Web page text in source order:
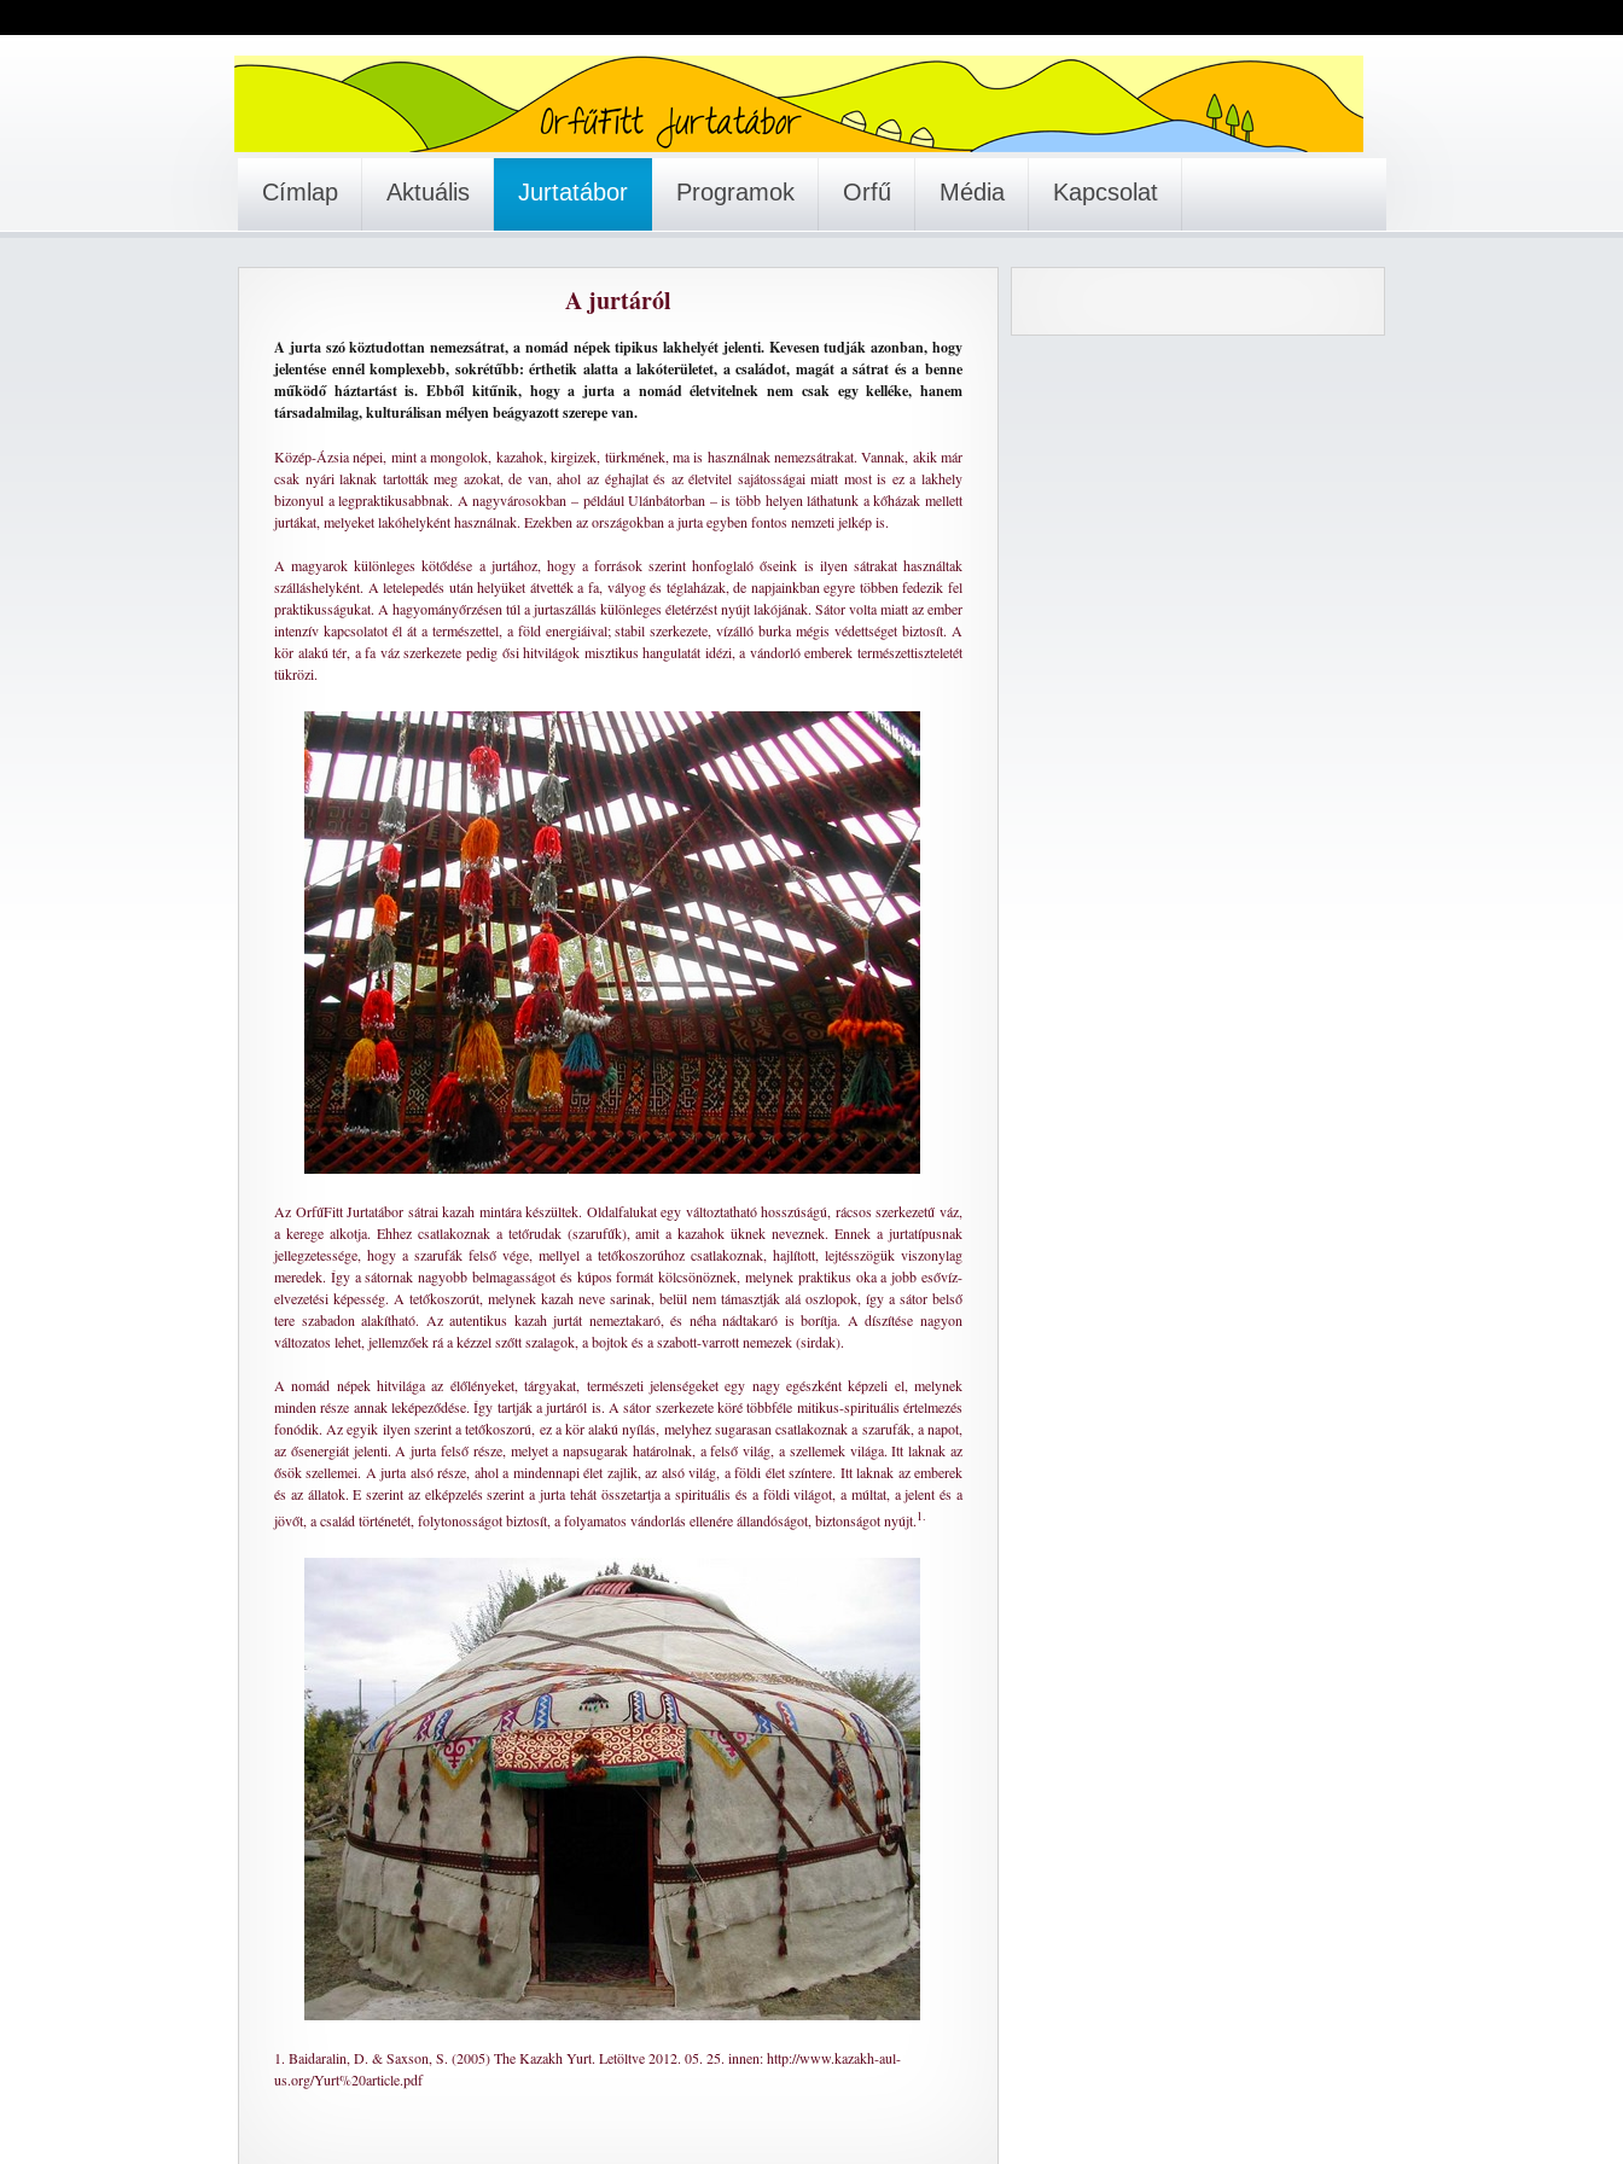
Címlap Aktuális Jurtatábor Programok Orfű Média Kapcsolat
A jurtáról
A jurta szó köztudottan nemezsátrat, a nomád népek tipikus lakhelyét jelenti. Kevesen tudják azonban, hogy
jelentése ennél komplexebb, sokrétűbb: érthetik alatta a lakóterületet, a családot, magát a sátrat és a benne
működő háztartást is. Ebből kitűnik, hogy a jurta a nomád életvitelnek nem csak egy kelléke, hanem
társadalmilag, kulturálisan mélyen beágyazott szerepe van.
Közép-Ázsia népei, mint a mongolok, kazahok, kirgizek, türkmének, ma is használnak nemezsátrakat. Vannak, akik már
csak nyári laknak tartották meg azokat, de van, ahol az éghajlat és az életvitel sajátosságai miatt most is ez a lakhely
bizonyul a legpraktikusabbnak. A nagyvárosokban – például Ulánbátorban – is több helyen láthatunk a kőházak mellett
jurtákat, melyeket lakóhelyként használnak. Ezekben az országokban a jurta egyben fontos nemzeti jelkép is.
A magyarok különleges kötődése a jurtához, hogy a források szerint honfoglaló őseink is ilyen sátrakat használtak
szálláshelyként. A letelepedés után helyüket átvették a fa, vályog és téglaházak, de napjainkban egyre többen fedezik fel
praktikusságukat. A hagyományőrzésen túl a jurtaszállás különleges életérzést nyújt lakójának. Sátor volta miatt az ember
intenzív kapcsolatot él át a természettel, a föld energiáival; stabil szerkezete, vízálló burka mégis védettséget biztosít. A
kör alakú tér, a fa váz szerkezete pedig ősi hitvilágok misztikus hangulatát idézi, a vándorló emberek természettiszteletét
tükrözi.
Az OrfűFitt Jurtatábor sátrai kazah mintára készültek. Oldalfalukat egy változtatható hosszúságú, rácsos szerkezetű váz,
a kerege alkotja. Ehhez csatlakoznak a tetőrudak (szarufűk), amit a kazahok üknek neveznek. Ennek a jurtatípusnak
jellegzetessége, hogy a szarufák felső vége, mellyel a tetőkoszorúhoz csatlakoznak, hajlított, lejtésszögük viszonylag
meredek. Így a sátornak nagyobb belmagasságot és kúpos formát kölcsönöznek, melynek praktikus oka a jobb esővíz-
elvezetési képesség. A tetőkoszorút, melynek kazah neve sarinak, belül nem támasztják alá oszlopok, így a sátor belső
tere szabadon alakítható. Az autentikus kazah jurtát nemeztakaró, és néha nádtakaró is borítja. A díszítése nagyon
változatos lehet, jellemzőek rá a kézzel szőtt szalagok, a bojtok és a szabott-varrott nemezek (sirdak).
A nomád népek hitvilága az élőlényeket, tárgyakat, természeti jelenségeket egy nagy egészként képzeli el, melynek
minden része annak leképeződése. Így tartják a jurtáról is. A sátor szerkezete köré többféle mitikus-spirituális értelmezés
fonódik. Az egyik ilyen szerint a tetőkoszorú, ez a kör alakú nyílás, melyhez sugarasan csatlakoznak a szarufák, a napot,
az ősenergiát jelenti. A jurta felső része, melyet a napsugarak határolnak, a felső világ, a szellemek világa. Itt laknak az
ősök szellemei. A jurta alsó része, ahol a mindennapi élet zajlik, az alsó világ, a földi élet színtere. Itt laknak az emberek
és az állatok. E szerint az elképzelés szerint a jurta tehát összetartja a spirituális és a földi világot, a múltat, a jelent és a
jövőt, a család történetét, folytonosságot biztosít, a folyamatos vándorlás ellenére állandóságot, biztonságot nyújt.1.
1. Baidaralin, D. & Saxson, S. (2005) The Kazakh Yurt. Letöltve 2012. 05. 25. innen: http://www.kazakh-aul-
us.org/Yurt%20article.pdf